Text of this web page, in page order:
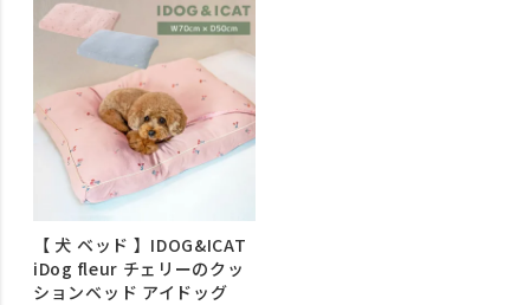
【 犬 ベッド 】IDOG&ICAT
iDog fleur チェリーのクッ
ションベッド アイドッグ